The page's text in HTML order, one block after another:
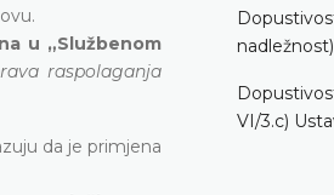
u „Službenom
raspolaganja
da je primjena
nadležnost)
VI/3.c)